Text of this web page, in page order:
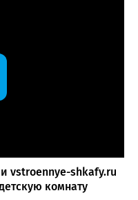
vstroennye-shkafy.ru
комнату